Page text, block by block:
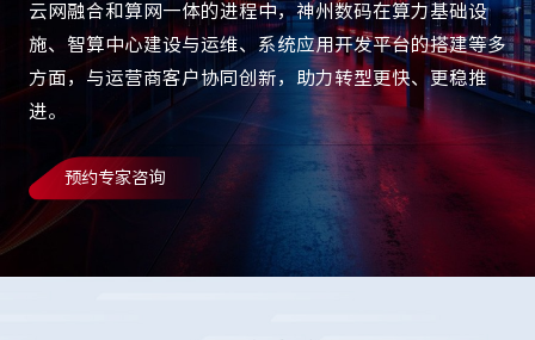
云网融合和算网一体的进程中，神州数码在算力基础设
施、智算中心建设与运维、系统应用开发平台的搭建等多
方面，与运营商客户协同创新，助力转型更快、更稳推
进。
预约专家咨询